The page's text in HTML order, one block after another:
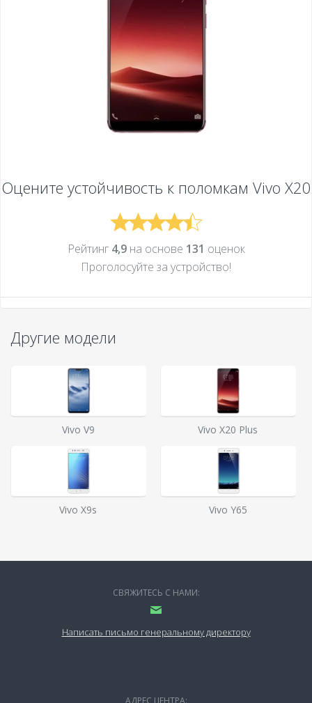
Оцените устойчивость к поломкам Vivo X20
Рейтинг 4,9на основе 131 оценок
Проголосуйте за устройcтво!
Другие модели
Vivo V9 Vivo X20 Plus
Vivo X9s Vivo Y65
СВЯЖИТЕСЬ С НАМИ:
Написать письмо генеральному директору
АДРЕС ЦЕНТРА: